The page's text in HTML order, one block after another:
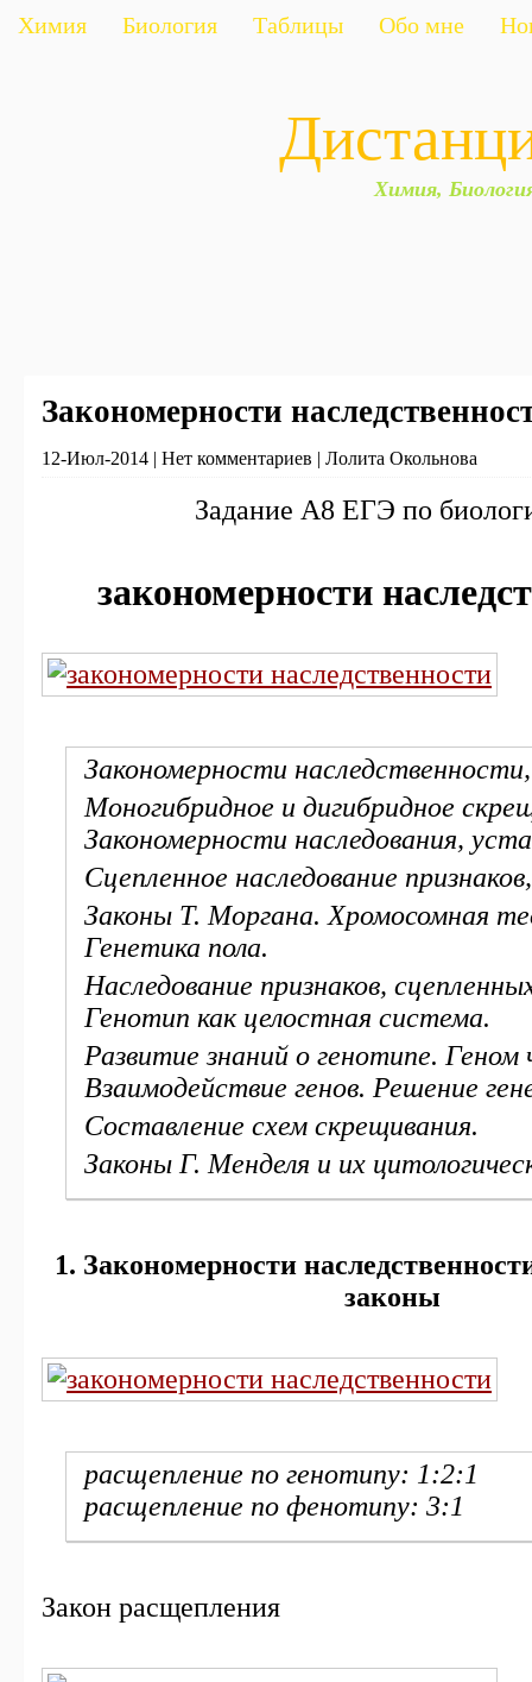
Химия Биология Таблицы Обо мне
Химия,
Закономерности
12-Июл-2014 | Нет комментариев | Лолита Окольнова
Задание А8 ЕГЭ по
за­ко­но­мер­но­сти
Закономерности
Моногибридное и дигибридное
Закономерности наследования,
Сцепленное наследование
Законы Т. Моргана. Хромосомная
Генетика пола.
Наследование признаков,
Генотип как целостная система.
Развитие знаний о генотипе. Геном
Взаимодействие генов. Решение
Составление схем скрещивания.
Законы Г. Менделя и их
1. Закономерности
законы
расщепление по генотипу: 1:2:1
расщепление по фенотипу: 3:1
Закон расщепления